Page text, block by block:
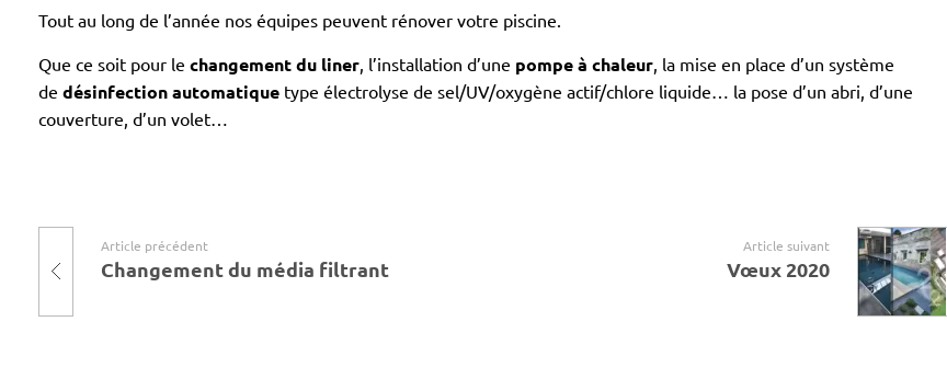
Tout au long de l’année nos équipes peuvent rénover votre piscine.
Que ce soit pour le changement du liner, l’installation d’une pompe à chaleur, la mise en place d’un système
de désinfection automatique type électrolyse de sel/UV/oxygène actif/chlore liquide… la pose d’un abri, d’une
couverture, d’un volet…
Article précédent
Changement du média filtrant
Article suivant
Vœux 2020